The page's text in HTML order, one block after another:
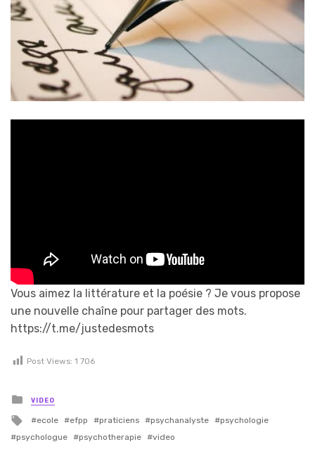
Vous aimez la littérature et la poésie ? Je vous propose
une nouvelle chaîne pour partager des mots.
https://t.me/justedesmots
Post Views: 1 706
Posted in
VIDEO
Tagged with
ecole efpp praticiens psychanalyste
psychologie
psychologue
psychotherapie video